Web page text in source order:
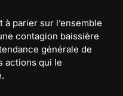
parier sur l’ensemble
contagion baissière
générale de
actions qui le